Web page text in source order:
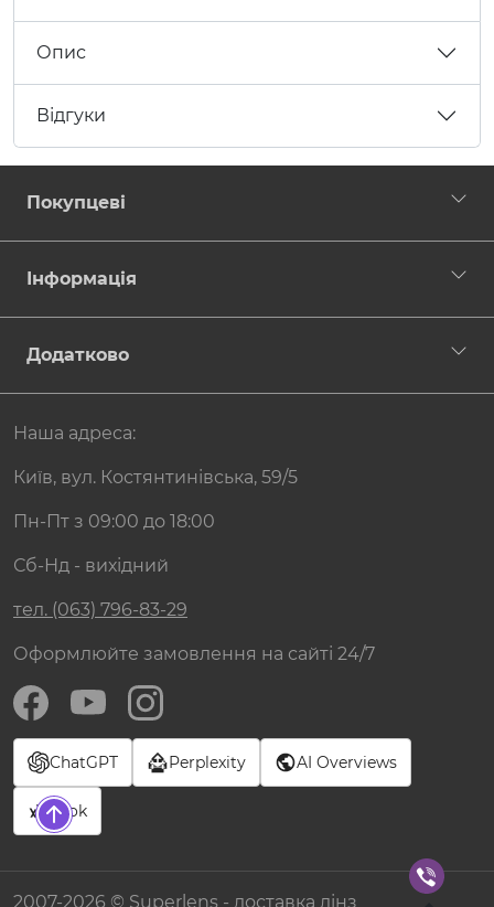
Опис
Відгуки
Покупцеві
Інформація
Додатково
Наша адреса:
Київ, вул. Костянтинівська, 59/5
Пн-Пт з 09:00 до 18:00
Сб-Нд - вихідний
тел. (063) 796-83-29
Оформлюйте замовлення на сайті 24/7
ChatGPT Perplexity AI Overviews
Grok
2007-2026 © Superlens - доставка лінз